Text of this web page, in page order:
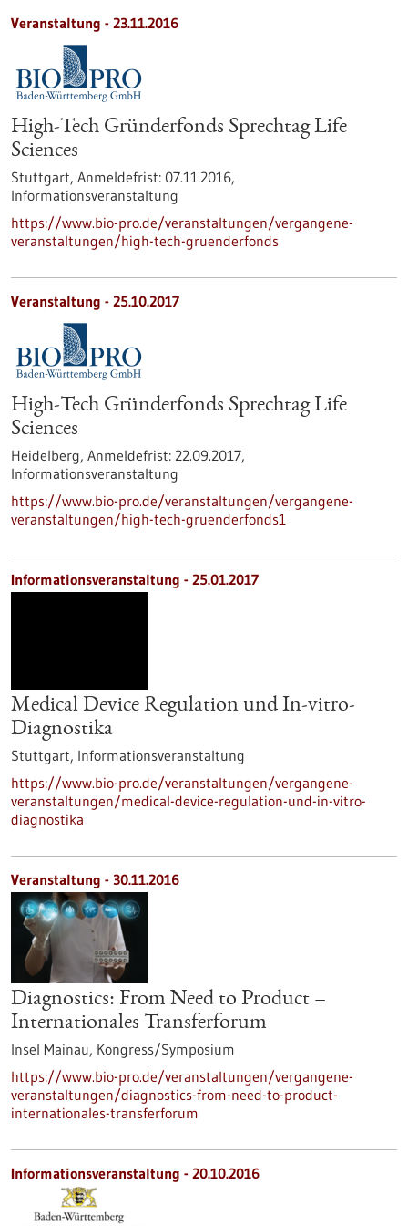
Veranstaltung - 23.11.2016
High-Tech Gründerfonds Sprechtag Life
Sciences
Stuttgart, Anmeldefrist: 07.11.2016,
Informationsveranstaltung
https://www.bio-pro.de/veranstaltungen/vergangene-
veranstaltungen/high-tech-gruenderfonds
Veranstaltung - 25.10.2017
High-Tech Gründerfonds Sprechtag Life
Sciences
Heidelberg, Anmeldefrist: 22.09.2017,
Informationsveranstaltung
https://www.bio-pro.de/veranstaltungen/vergangene-
veranstaltungen/high-tech-gruenderfonds1
Informationsveranstaltung - 25.01.2017
Medical Device Regulation und In-vitro-
Diagnostika
Stuttgart, Informationsveranstaltung
https://www.bio-pro.de/veranstaltungen/vergangene-
veranstaltungen/medical-device-regulation-und-in-vitro-
diagnostika
Veranstaltung - 30.11.2016
Diagnostics: From Need to Product –
Internationales Transferforum
Insel Mainau, Kongress/Symposium
https://www.bio-pro.de/veranstaltungen/vergangene-
veranstaltungen/diagnostics-from-need-to-product-
internationales-transferforum
Informationsveranstaltung - 20.10.2016